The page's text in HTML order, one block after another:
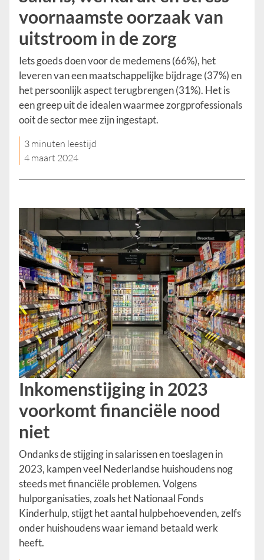
voornaamste oorzaak van
uitstroom in de zorg
Iets goeds doen voor de medemens (66%), het
leveren van een maatschappelijke bijdrage (37%) en
het persoonlijk aspect terugbrengen (31%). Het is
een greep uit de idealen waarmee zorgprofessionals
ooit de sector mee zijn ingestapt.
3 minuten leestijd
4 maart 2024
Inkomenstijging in 2023
voorkomt financiële nood
niet
Ondanks de stijging in salarissen en toeslagen in
2023, kampen veel Nederlandse huishoudens nog
steeds met financiële problemen. Volgens
hulporganisaties, zoals het Nationaal Fonds
Kinderhulp, stijgt het aantal hulpbehoevenden, zelfs
onder huishoudens waar iemand betaald werk
heeft.